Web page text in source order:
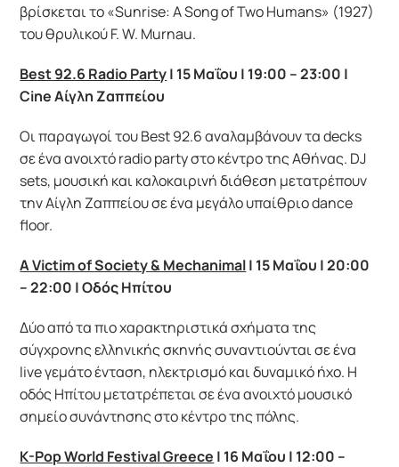
βρίσκεται το «Sunrise: A Song of Two Humans» (1927)
του θρυλικού F. W. Murnau.
Best 92.6 Radio Party| 15 Μαΐου | 19:00 – 23:00 |
Cine Αίγλη Ζαππείου
Οι παραγωγοί του Best 92.6 αναλαμβάνουν τα decks
σε ένα ανοιχτό radio party στο κέντρο της Αθήνας. DJ
sets, μουσική και καλοκαιρινή διάθεση μετατρέπουν
την Αίγλη Ζαππείου σε ένα μεγάλο υπαίθριο dance
floor.
A Victim of Society & Mechanimal| 15Μαΐου | 20:00
– 22:00 |ΟδόςΗπίτου
Δύο από τα πιο χαρακτηριστικά σχήματα της
σύγχρονης ελληνικής σκηνής συναντιούνται σε ένα
live γεμάτο ένταση, ηλεκτρισμό και δυναμικό ήχο. Η
οδός Ηπίτου μετατρέπεται σε ένα ανοιχτό μουσικό
σημείο συνάντησης στο κέντρο της πόλης.
K-Pop World Festival Greece | 16 Μαΐου | 12:00 –